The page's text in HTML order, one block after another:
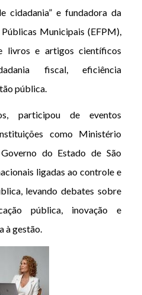
cidadania” e fundadora da
Municipais (EFPM),
livros e artigos científicos
fiscal, eficiência
pública.
participou de eventos
como Ministério
Governo do Estado de São
ligadas ao controle e
levando debates sobre
pública, inovação e
à gestão.